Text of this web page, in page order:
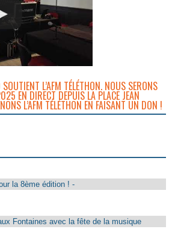
L’AFM TÉLÉTHON. NOUS SERONS
EN DIRECT DEPUIS LA PLACE JEAN
L’AFM TÉLÉTHON EN FAISANT UN DON !
la 8ème édition ! -
Fontaines avec la fête de la musique